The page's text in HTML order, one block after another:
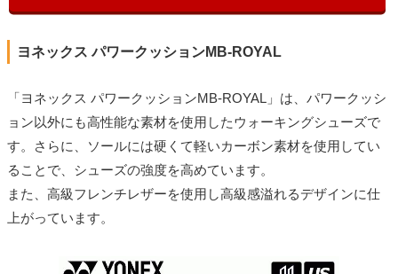
ヨネックス パワークッションMB-ROYAL
「ヨネックス パワークッションMB-ROYAL」は、パワークッシ
ョン以外にも高性能な素材を使用したウォーキングシューズで
す。さらに、ソールには硬くて軽いカーボン素材を使用してい
ることで、シューズの強度を高めています。
また、高級フレンチレザーを使用し高級感溢れるデザインに仕
上がっています。